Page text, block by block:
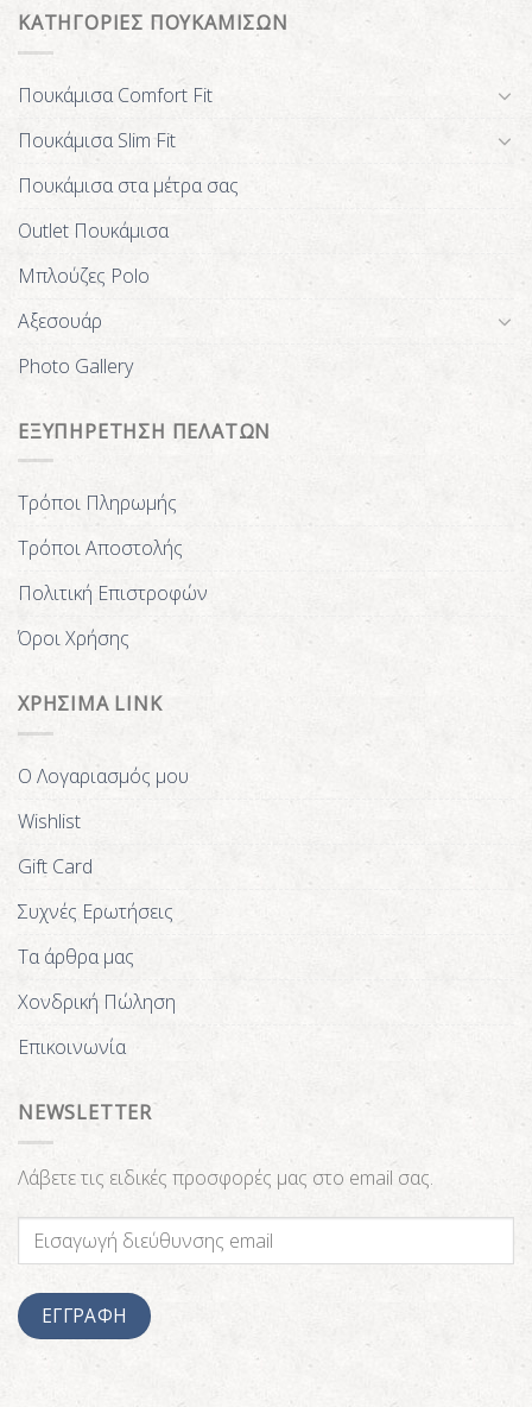
ΚΑΤΗΓΟΡΙΕΣ ΠΟΥΚΑΜΙΣΩΝ
Πουκάμισα Comfort Fit
Πουκάμισα Slim Fit
Πουκάμισα στα μέτρα σας
Outlet Πουκάμισα
Μπλούζες Polo
Αξεσουάρ
Photo Gallery
ΕΞΥΠΗΡΕΤΗΣΗ ΠΕΛΑΤΩΝ
Τρόποι Πληρωμής
Τρόποι Αποστολής
Πολιτική Επιστροφών
Όροι Χρήσης
ΧΡΗΣΙΜΑ LINK
Ο Λογαριασμός μου
Wishlist
Gift Card
Συχνές Ερωτήσεις
Τα άρθρα μας
Χονδρική Πώληση
Επικοινωνία
NEWSLETTER
Λάβετε τις ειδικές προσφορές μας στο email σας.